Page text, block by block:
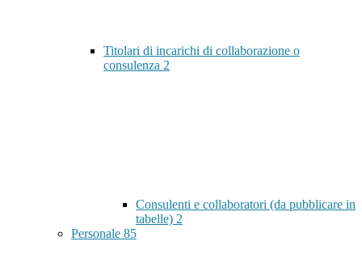
Titolari di incarichi di collaborazione o
consulenza 2
Consulenti e collaboratori (da pubblicare in
tabelle) 2
Personale 85